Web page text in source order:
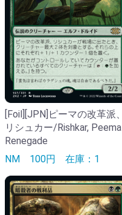
[Foil][JPN]ピーマの改革派、
リシュカー/Rishkar, Peema
Renegade
NM 100円 在庫：1